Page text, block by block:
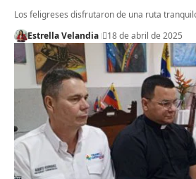
Los feligreses disfrutaron de una ruta
Estrella Velandia
18 de abril de 2025